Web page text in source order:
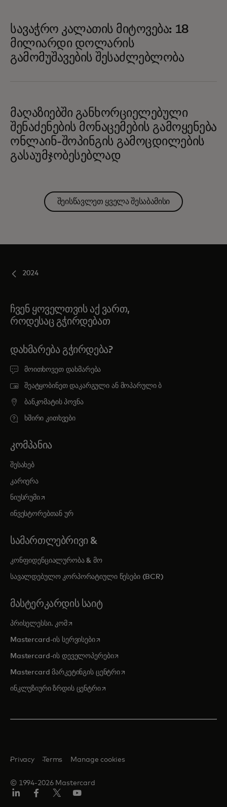
სავაჭრო კალათის მიტოვება: 18
მილიარდი დოლარის
გამომუშავების შესაძლებლობა
მაღაზიებში განხორციელებული
შენაძენების მონაცემების გამოყენება
ონლაინ-შოპინგის გამოცდილების
გასაუმჯობესებლად
შეისწავლეთ ყველა შესაბამისი
2024
ჩვენ ყოველთვის აქ ვართ,
როდესაც გჭირდებათ
ᲓᲐᲮᲛᲐᲠᲔᲑᲐ ᲒᲭᲘᲠᲓᲔᲑᲐ?
მოითხოვეთ დახმარება
შეატყობინეთ დაკარგული ან მოპარული ბ
ბანკომატის პოვნა
ხშირი კითხვები
ᲙᲝᲛᲞᲐᲜᲘᲐ
შესახებ
კარიერა
ნიუსრუმიopens in a new tab
ინვესტორებთან ურ
ᲡᲐᲛᲐᲠᲗᲚᲔᲑᲠᲘᲕᲘ &
კონფიდენციალურობა & მო
სავალდებულო კორპორატიული წესები (BCR)
ᲛᲐᲡᲢᲔᲠᲙᲐᲠᲓᲘᲡ ᲡᲐᲘᲢ
პრისელესსი. კომopens in a new tab
Mastercard-ის სერვისებიopens in a new tab
Mastercard-ის დეველოპერებიopens in a new tab
Mastercard მარკეტინგის ცენტრიopens in a new tab
ინკლუზიური ზრდის ცენტრიopens in a new tab
© 1994-2026 Mastercard
Privacy Terms Manage cookies